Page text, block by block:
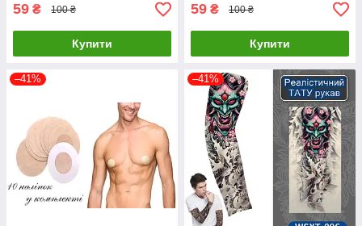
59 ₴ 100 ₴
Купити
59 ₴ 100 ₴
Купити
–41% –41%